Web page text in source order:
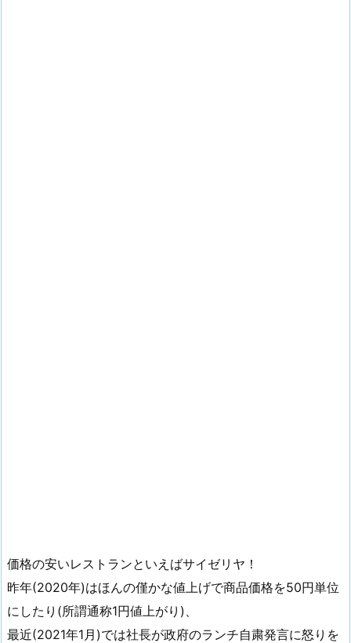
価格の安いレストランといえばサイゼリヤ！
昨年(2020年)はほんの僅かな値上げで商品価格を50円単位
にしたり(所謂通称1円値上がり)、
最近(2021年1月)では社長が政府のランチ自粛発言に怒りを